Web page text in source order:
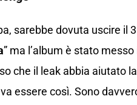
sarebbe dovuta uscire il
” ma l’album è stato
che il leak abbia aiutato
essere così. Sono